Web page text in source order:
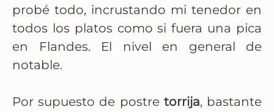
probé todo, incrustando mi tenedor en
todos los platos como si fuera una pica
en Flandes. El nivel en general de
notable.
Por supuesto de postre torrija, bastante